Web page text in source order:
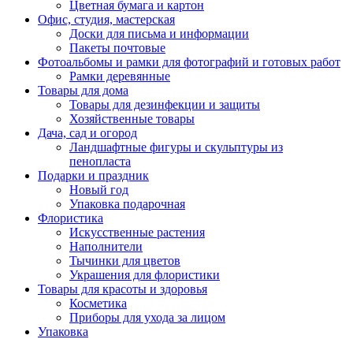
Цветная бумага и картон
Офис, студия, мастерская
Доски для письма и информации
Пакеты почтовые
Фотоальбомы и рамки для фотографий и готовых работ
Рамки деревянные
Товары для дома
Товары для дезинфекции и защиты
Хозяйственные товары
Дача, сад и огород
Ландшафтные фигуры и скульптуры из
пенопласта
Подарки и праздник
Новый год
Упаковка подарочная
Флористика
Искусственные растения
Наполнители
Тычинки для цветов
Украшения для флористики
Товары для красоты и здоровья
Косметика
Приборы для ухода за лицом
Упаковка